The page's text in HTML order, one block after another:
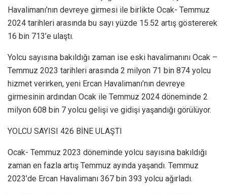
Havalimanı’nın devreye girmesi ile birlikte Ocak- Temmuz
2024 tarihleri arasında bu sayı yüzde 15.52 artış göstererek
16 bin 713’e ulaştı.
Yolcu sayısına bakıldığı zaman ise eski havalimanını Ocak –
Temmuz 2023 tarihleri arasında 2 milyon 71 bin 874 yolcu
hizmet verirken, yeni Ercan Havalimanı’nın devreye
girmesinin ardından Ocak ile Temmuz 2024 döneminde 2
milyon 608 bin 7 yolcu gelişi ve gidişi yaşandığı görülüyor.
YOLCU SAYISI 426 BİNE ULAŞTI
Ocak- Temmuz 2023 döneminde yolcu sayısına bakıldığı
zaman en fazla artış Temmuz ayında yaşandı. Temmuz
2023’de Ercan Havalimanı 367 bin 393 yolcu ağırladı.